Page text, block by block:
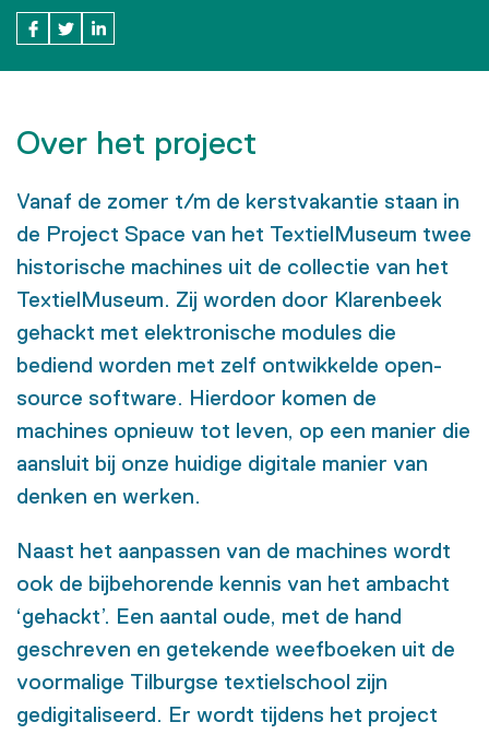
Over het project
Vanaf de zomer t/m de kerstvakantie staan in
de Project Space van het TextielMuseum twee
historische machines uit de collectie van het
TextielMuseum. Zij worden door Klarenbeek
gehackt met elektronische modules die
bediend worden met zelf ontwikkelde open-
source software. Hierdoor komen de
machines opnieuw tot leven, op een manier die
aansluit bij onze huidige digitale manier van
denken en werken.
Naast het aanpassen van de machines wordt
ook de bijbehorende kennis van het ambacht
‘gehackt’. Een aantal oude, met de hand
geschreven en getekende weefboeken uit de
voormalige Tilburgse textielschool zijn
gedigitaliseerd. Er wordt tijdens het project